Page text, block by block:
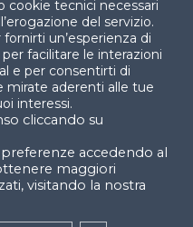
cookie tecnici necessari
del servizio.
un’esperienza di
facilitare le interazioni
e per consentirti di
mirate aderenti alle tue
interessi.
cliccando su
accedendo al
maggiori
visitando la nostra